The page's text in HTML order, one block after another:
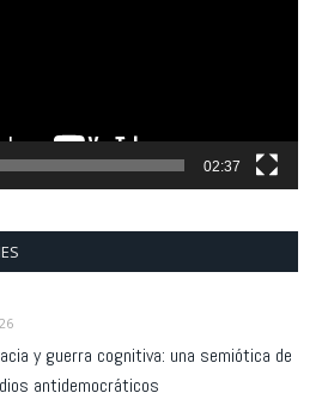
02:37
y guerra cognitiva: una semiótica de
antidemocráticos